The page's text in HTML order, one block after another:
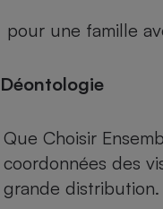
pour une famille
Déontologie
Que Choisir
coordonnées des
grande distribution.